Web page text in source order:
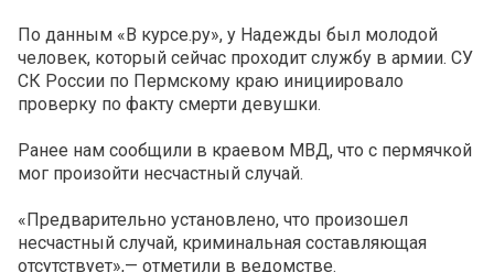
По данным «В курсе.ру», у Надежды был молодой
человек, который сейчас проходит службу в армии. СУ
СК России по Пермскому краю инициировало
проверку по факту смерти девушки.
Ранее нам сообщили в краевом МВД, что с пермячкой
мог произойти несчастный случай.
«Предварительно установлено, что произошел
несчастный случай, криминальная составляющая
отсутствует»,— отметили в ведомстве.